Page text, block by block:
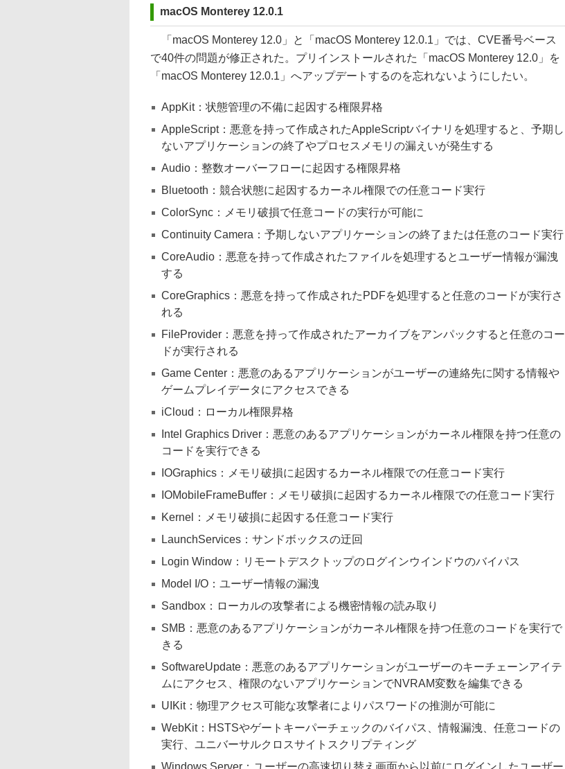
macOS Monterey 12.0.1
「macOS Monterey 12.0」と「macOS Monterey 12.0.1」では、CVE番号ベース
で40件の問題が修正された。プリインストールされた「macOS Monterey 12.0」を
「macOS Monterey 12.0.1」へアップデートするのを忘れないようにしたい。
AppKit：状態管理の不備に起因する権限昇格
AppleScript：悪意を持って作成されたAppleScriptバイナリを処理すると、予期し
ないアプリケーションの終了やプロセスメモリの漏えいが発生する
Audio：整数オーバーフローに起因する権限昇格
Bluetooth：競合状態に起因するカーネル権限での任意コード実行
ColorSync：メモリ破損で任意コードの実行が可能に
Continuity Camera：予期しないアプリケーションの終了または任意のコード実行
CoreAudio：悪意を持って作成されたファイルを処理するとユーザー情報が漏洩
する
CoreGraphics：悪意を持って作成されたPDFを処理すると任意のコードが実行さ
れる
FileProvider：悪意を持って作成されたアーカイブをアンパックすると任意のコー
ドが実行される
Game Center：悪意のあるアプリケーションがユーザーの連絡先に関する情報や
ゲームプレイデータにアクセスできる
iCloud：ローカル権限昇格
Intel Graphics Driver：悪意のあるアプリケーションがカーネル権限を持つ任意の
コードを実行できる
IOGraphics：メモリ破損に起因するカーネル権限での任意コード実行
IOMobileFrameBuffer：メモリ破損に起因するカーネル権限での任意コード実行
Kernel：メモリ破損に起因する任意コード実行
LaunchServices：サンドボックスの迂回
Login Window：リモートデスクトップのログインウインドウのバイパス
Model I/O：ユーザー情報の漏洩
Sandbox：ローカルの攻撃者による機密情報の読み取り
SMB：悪意のあるアプリケーションがカーネル権限を持つ任意のコードを実行で
きる
SoftwareUpdate：悪意のあるアプリケーションがユーザーのキーチェーンアイテ
ムにアクセス、権限のないアプリケーションでNVRAM変数を編集できる
UIKit：物理アクセス可能な攻撃者によりパスワードの推測が可能に
WebKit：HSTSやゲートキーパーチェックのバイパス、情報漏洩、任意コードの
実行、ユニバーサルクロスサイトスクリプティング
Windows Server：ユーザーの高速切り替え画面から以前にログインしたユーザー